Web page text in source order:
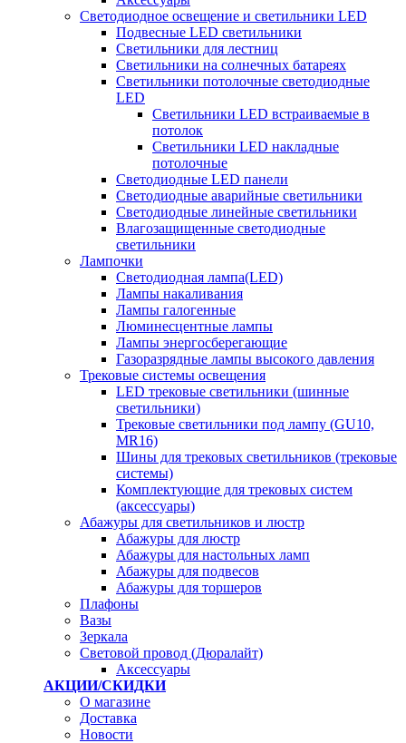
Светодиодное освещение и светильники LED
Подвесные LED светильники
Светильники для лестниц
Светильники на солнечных батареях
Светильники потолочные светодиодные
LED
Cветильники LED встраиваемые в
потолок
Светильники LED накладные
потолочные
Светодиодные LED панели
Светодиодные аварийные светильники
Светодиодные линейные светильники
Влагозащищенные светодиодные
светильники
Лампочки
Светодиодная лампа(LED)
Лампы накаливания
Лампы галогенные
Люминесцентные лампы
Лампы энергосберегающие
Газоразрядные лампы высокого давления
Трековые системы освещения
LED трековые светильники (шинные
светильники)
Трековые светильники под лампу (GU10,
MR16)
Шины для трековых светильников (трековые
системы)
Комплектующие для трековых систем
(аксессуары)
Абажуры для светильников и люстр
Абажуры для люстр
Абажуры для настольных ламп
Абажуры для подвесов
Абажуры для торшеров
Плафоны
Вазы
Зеркала
Световой провод (Дюралайт)
Аксессуары
АКЦИИ/СКИДКИ
О магазине
Доставка
Новости